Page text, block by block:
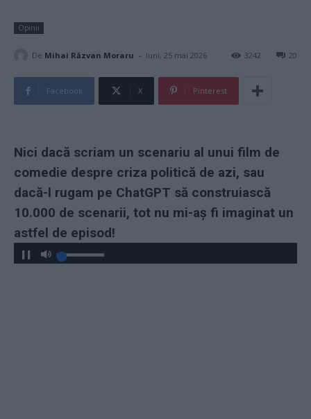
Opinii
De Mihai Răzvan Moraru - luni, 25 mai 2026 20
3242
Facebook X Pinterest
Nici dacă scriam un scenariu al unui film de
comedie despre criza politică de azi, sau
dacă-l rugam pe ChatGPT să construiască
10.000 de scenarii, tot nu mi-aș fi imaginat un
astfel de episod!